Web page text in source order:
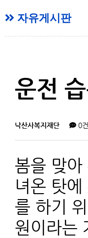
자유게시판
운전
낙산사복지재단 0건
봄을 맞
녀온 탓
를 하기
원이라는